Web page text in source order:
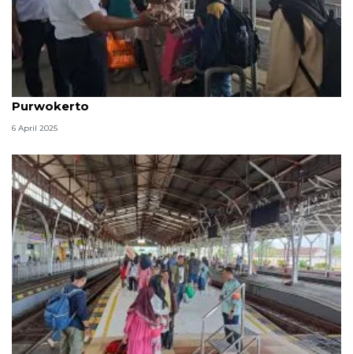
Dirut KAI tinjau pelaksanaan arus milir di Stasiun
Purwokerto
6 April 2025